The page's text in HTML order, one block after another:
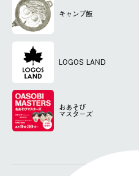
キャンプ飯
LOGOS LAND
おあそび
マスターズ